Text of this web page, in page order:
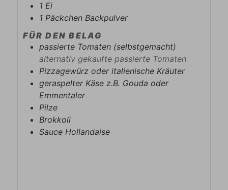
1 Ei
1 Päckchen Backpulver
FÜR DEN BELAG
passierte Tomaten (selbstgemacht)
alternativ gekaufte passierte Tomaten
Pizzagewürz oder italienische Kräuter
geraspelter Käse z.B. Gouda oder
Emmentaler
Pilze
Brokkoli
Sauce Hollandaise